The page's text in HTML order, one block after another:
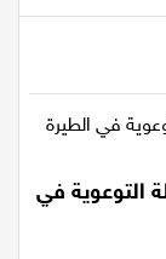
التوعوية في